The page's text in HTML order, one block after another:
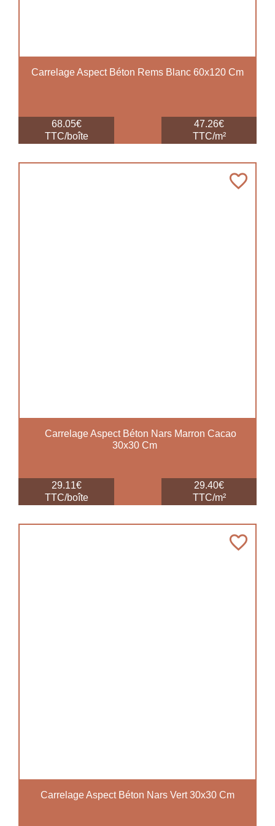
Carrelage Aspect Béton Rems Blanc 60x120 Cm
68.05€
TTC/boîte
47.26€
TTC/m²
favorite_border
Carrelage Aspect Béton Nars Marron Cacao
30x30 Cm
29.11€
TTC/boîte
29.40€
TTC/m²
favorite_border
Carrelage Aspect Béton Nars Vert 30x30 Cm